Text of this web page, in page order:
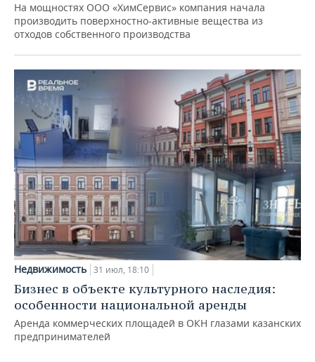
На мощностях ООО «ХимСервис» компания начала
производить поверхностно-активные вещества из
отходов собственного производства
Недвижимость 31 июл, 18:10
Бизнес в объекте культурного наследия:
особенности национальной аренды
Аренда коммерческих площадей в ОКН глазами казанских
предпринимателей